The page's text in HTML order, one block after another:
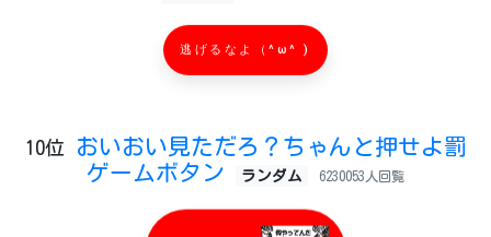
逃げるなよ（^ω^ )
10位
おいおい見ただろ？ちゃんと押せよ罰
ゲームボタン
ランダム 6230053人回覧